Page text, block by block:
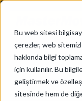
Bu web sitesi
çerezler, web
hakkında bilgi
için kullanılır. Bu
geliştirmek ve
sitesinde hem de
Anasayfa/ Farmasötik
Farmasötik Üretim